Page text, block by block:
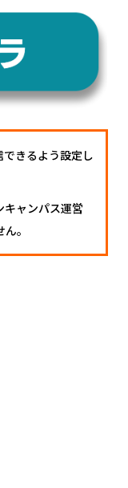
きるよう設定し
キャンパス運営
。